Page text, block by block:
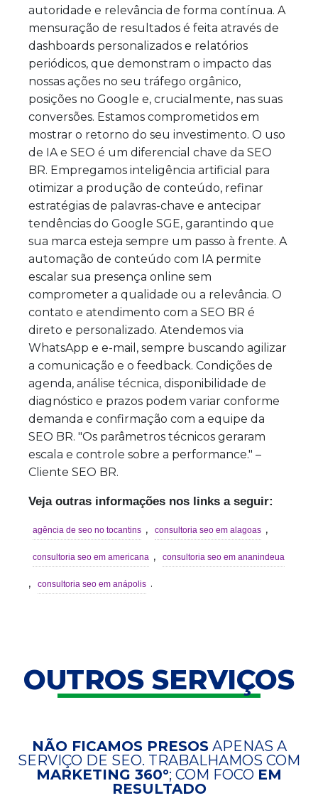
autoridade e relevância de forma contínua. A
mensuração de resultados é feita através de
dashboards personalizados e relatórios
periódicos, que demonstram o impacto das
nossas ações no seu tráfego orgânico,
posições no Google e, crucialmente, nas suas
conversões. Estamos comprometidos em
mostrar o retorno do seu investimento. O uso
de IA e SEO é um diferencial chave da SEO
BR. Empregamos inteligência artificial para
otimizar a produção de conteúdo, refinar
estratégias de palavras-chave e antecipar
tendências do Google SGE, garantindo que
sua marca esteja sempre um passo à frente. A
automação de conteúdo com IA permite
escalar sua presença online sem
comprometer a qualidade ou a relevância. O
contato e atendimento com a SEO BR é
direto e personalizado. Atendemos via
WhatsApp e e-mail, sempre buscando agilizar
a comunicação e o feedback. Condições de
agenda, análise técnica, disponibilidade de
diagnóstico e prazos podem variar conforme
demanda e confirmação com a equipe da
SEO BR. "Os parâmetros técnicos geraram
escala e controle sobre a performance." –
Cliente SEO BR.
Veja outras informações nos links a seguir:
agência de seo no tocantins , consultoria seo em alagoas ,
consultoria seo em americana , consultoria seo em ananindeua
, consultoria seo em anápolis .
OUTROS SERVIÇOS
NÃO FICAMOS PRESOSAPENAS A
SERVIÇO DE SEO. TRABALHAMOS COM
MARKETING 360°; COM FOCO EM
RESULTADO